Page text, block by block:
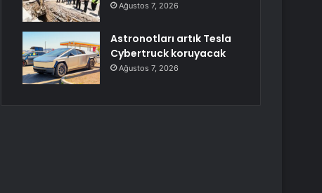
Ağustos 7, 2026
Astronotları artık Tesla
Cybertruck koruyacak
Ağustos 7, 2026